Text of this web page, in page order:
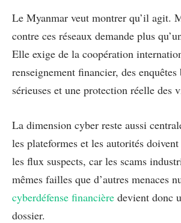
Le Myanmar veut montrer qu’il agit.
contre ces réseaux demande plus
Elle exige de la coopération
renseignement financier, des
sérieuses et une protection réelle des
La dimension cyber reste aussi
les plateformes et les autorités
les flux suspects, car les scams
mêmes failles que d’autres menaces
cyberdéfense financière devient donc
dossier.